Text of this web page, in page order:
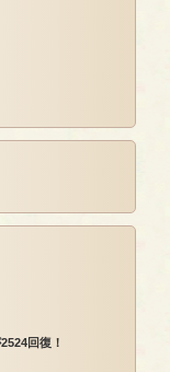
回復！